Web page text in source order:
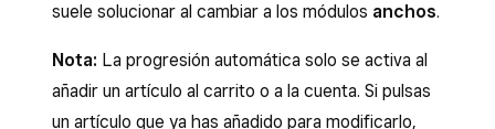
suele solucionar al cambiar a los módulos anchos.
Nota: La progresión automática solo se activa al
añadir un artículo al carrito o a la cuenta. Si pulsas
un artículo que ya has añadido para modificarlo,